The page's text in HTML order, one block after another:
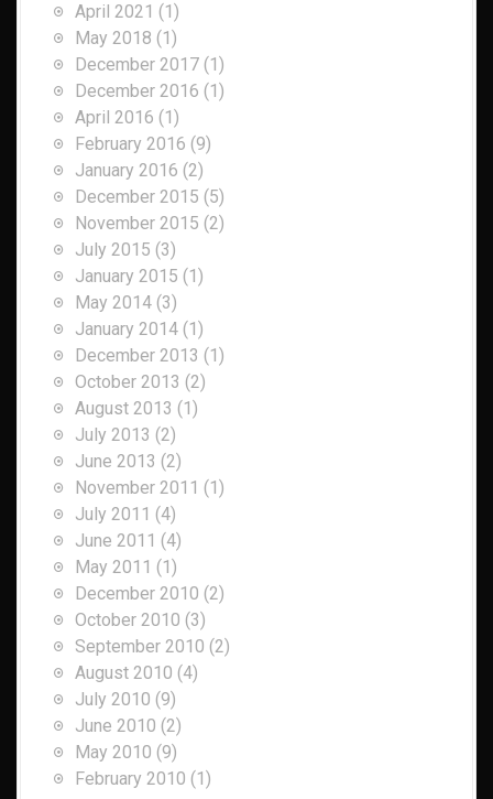
April 2021 (1)
May 2018 (1)
December 2017 (1)
December 2016 (1)
April 2016 (1)
February 2016 (9)
January 2016 (2)
December 2015 (5)
November 2015 (2)
July 2015 (3)
January 2015 (1)
May 2014 (3)
January 2014 (1)
December 2013 (1)
October 2013 (2)
August 2013 (1)
July 2013 (2)
June 2013 (2)
November 2011 (1)
July 2011 (4)
June 2011 (4)
May 2011 (1)
December 2010 (2)
October 2010 (3)
September 2010 (2)
August 2010 (4)
July 2010 (9)
June 2010 (2)
May 2010 (9)
February 2010 (1)